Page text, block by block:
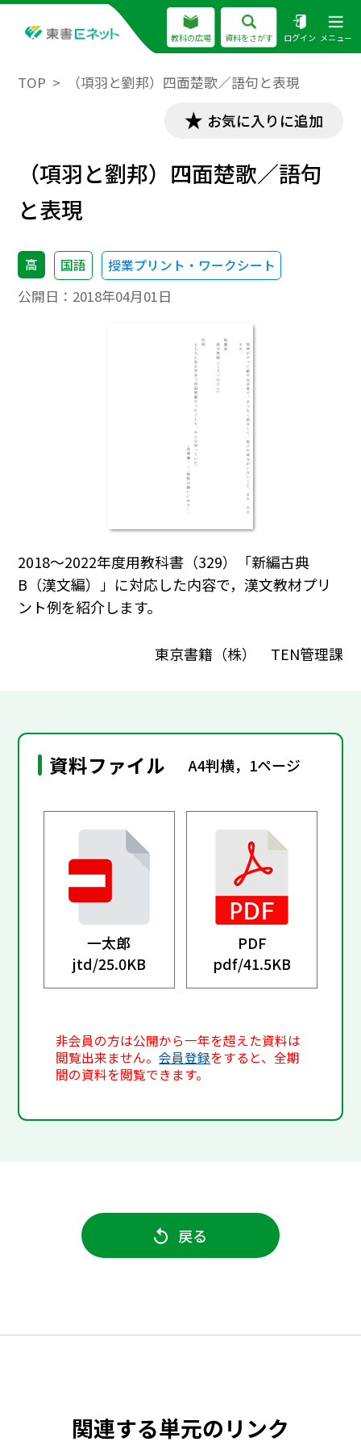
教科の広場 資料をさがす ログイン メニュー
TOP （項羽と劉邦）四面楚歌／語句と表現
お気に入りに追加
（項羽と劉邦）四面楚歌／語句
と表現
高 国語 授業プリント・ワークシート
公開日： 2018年04月01日
2018～2022年度用教科書（329）「新編古典
B（漢文編）」に対応した内容で，漢文教材プリ
ント例を紹介します。
東京書籍（株） TEN管理課
資料ファイル A4判横，1ページ
一太郎
jtd/25.0KB
PDF
pdf/41.5KB
非会員の方は公開から一年を超えた資料は
閲覧出来ません。会員登録をすると、全期
間の資料を閲覧できます。
戻る
関連する単元のリンク